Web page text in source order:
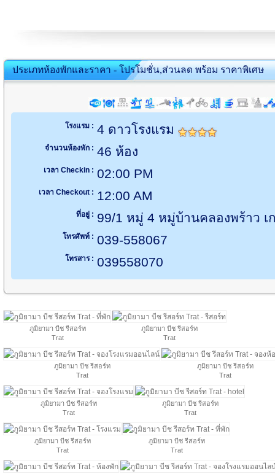
ประเภทห้องพักและราคา - โปรโมชั่น,ส่วนลด พร้อม ราคาพิเศษ
โรงแรม : 4 ดาวโรงแรม
จำนวนห้องพัก : 46 ห้อง
เวลา Checkin : 02:00 PM
เวลา Checkout : 12:00 AM
ที่อยู่ : 99/1 หมู่ 4 หมู่บ้านคลองพร้าว เ
โทรศัพท์ : 039-558067
โทรสาร : 039558070
ภูมิยามา บีช รีสอร์ท
Trat
ภูมิยามา บีช รีสอร์ท
Trat
ภูมิยามา บีช รีสอร์ท
Trat
ภูมิยามา บีช รีสอร์ท
Trat
ภูมิยามา บีช รีสอร์ท
Trat
ภูมิยามา บีช รีสอร์ท
Trat
ภูมิยามา บีช รีสอร์ท
Trat
ภูมิยามา บีช รีสอร์ท
Trat